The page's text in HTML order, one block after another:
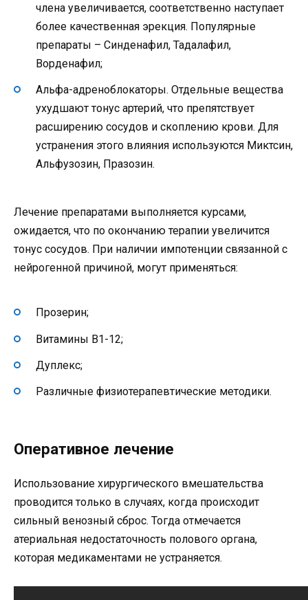
члена увеличивается, соответственно наступает
более качественная эрекция. Популярные
препараты – Синденафил, Тадалафил,
Ворденафил;
Альфа-адреноблокаторы. Отдельные вещества
ухудшают тонус артерий, что препятствует
расширению сосудов и скоплению крови. Для
устранения этого влияния используются Миктсин,
Альфузозин, Празозин.
Лечение препаратами выполняется курсами,
ожидается, что по окончанию терапии увеличится
тонус сосудов. При наличии импотенции связанной с
нейрогенной причиной, могут применяться:
Прозерин;
Витамины B1-12;
Дуплекс;
Различные физиотерапевтические методики.
Оперативное лечение
Использование хирургического вмешательства
проводится только в случаях, когда происходит
сильный венозный сброс. Тогда отмечается
атериальная недостаточность полового органа,
которая медикаментами не устраняется.